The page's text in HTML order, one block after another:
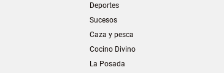
Deportes
Sucesos
Caza y pesca
Cocino Divino
La Posada